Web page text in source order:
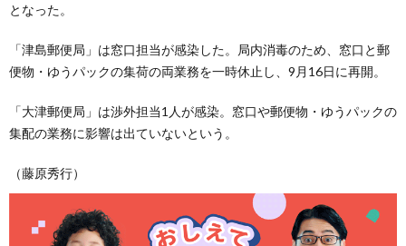
となった。
「津島郵便局」は窓口担当が感染した。局内消毒のため、窓口と郵
便物・ゆうパックの集荷の両業務を一時休止し、9月16日に再開。
「大津郵便局」は渉外担当1人が感染。窓口や郵便物・ゆうパックの
集配の業務に影響は出ていないという。
（藤原秀行）